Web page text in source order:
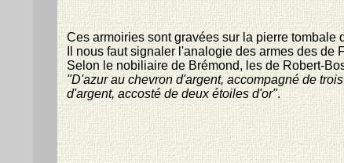
Ces armoiries sont gravées sur la pierre
Il nous faut signaler l'analogie des armes des
Selon le nobiliaire de Brémond, les de Robert-
"D'azur au chevron d'argent, accompagné de
d'argent, accosté de deux étoiles d'or".